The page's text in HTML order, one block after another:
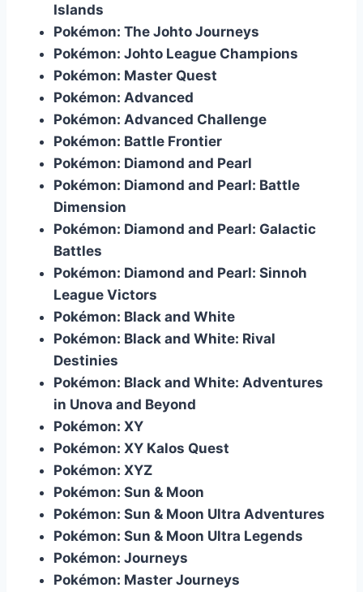
Islands
Pokémon: The Johto Journeys
Pokémon: Johto League Champions
Pokémon: Master Quest
Pokémon: Advanced
Pokémon: Advanced Challenge
Pokémon: Battle Frontier
Pokémon: Diamond and Pearl
Pokémon: Diamond and Pearl: Battle
Dimension
Pokémon: Diamond and Pearl: Galactic
Battles
Pokémon: Diamond and Pearl: Sinnoh
League Victors
Pokémon: Black and White
Pokémon: Black and White: Rival
Destinies
Pokémon: Black and White: Adventures
in Unova and Beyond
Pokémon: XY
Pokémon: XY Kalos Quest
Pokémon: XYZ
Pokémon: Sun & Moon
Pokémon: Sun & Moon Ultra Adventures
Pokémon: Sun & Moon Ultra Legends
Pokémon: Journeys
Pokémon: Master Journeys